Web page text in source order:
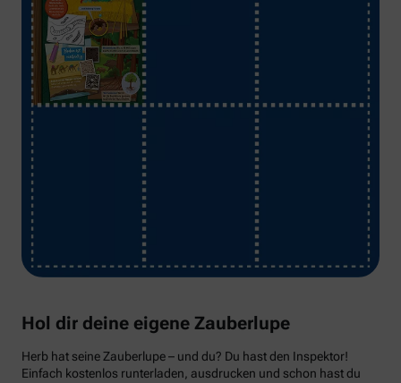
Hol dir deine eigene Zauberlupe
Herb hat seine Zauberlupe – und du? Du hast den Inspektor!
Einfach kostenlos runterladen, ausdrucken und schon hast du